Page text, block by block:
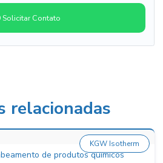
Solicitar Contato
relacionadas
KGW Isotherm